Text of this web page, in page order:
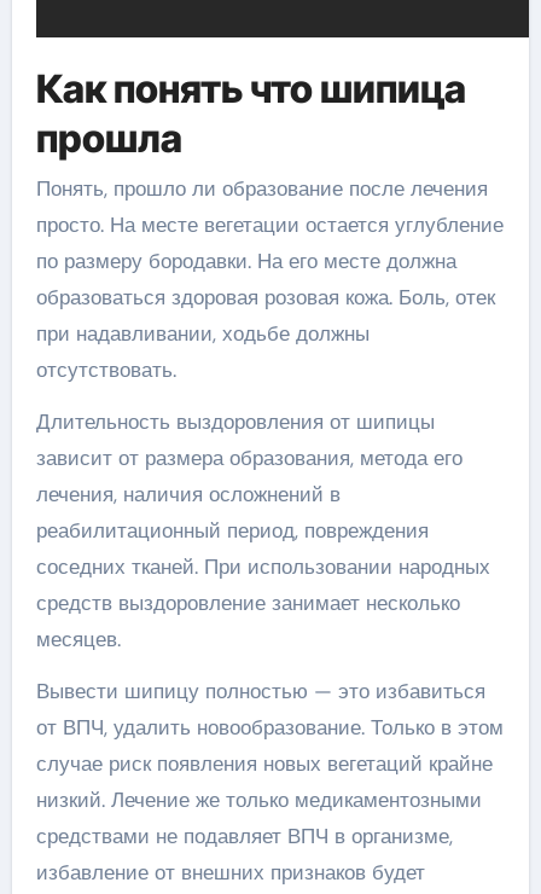
Как понять что шипица
прошла
Понять, прошло ли образование после лечения
просто. На месте вегетации остается углубление
по размеру бородавки. На его месте должна
образоваться здоровая розовая кожа. Боль, отек
при надавливании, ходьбе должны
отсутствовать.
Длительность выздоровления от шипицы
зависит от размера образования, метода его
лечения, наличия осложнений в
реабилитационный период, повреждения
соседних тканей. При использовании народных
средств выздоровление занимает несколько
месяцев.
Вывести шипицу полностью — это избавиться
от ВПЧ, удалить новообразование. Только в этом
случае риск появления новых вегетаций крайне
низкий. Лечение же только медикаментозными
средствами не подавляет ВПЧ в организме,
избавление от внешних признаков будет